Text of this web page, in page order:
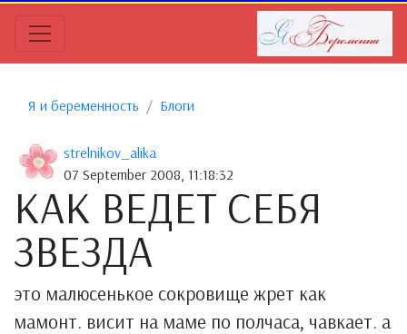
Я и беременность Блоги
strelnikov_alika
07 September 2008, 11:18:32
КАК ВЕДЕТ СЕБЯ
ЗВЕЗДА
это малюсенькое сокровище жрет как
мамонт. висит на маме по полчаса, чавкает. а